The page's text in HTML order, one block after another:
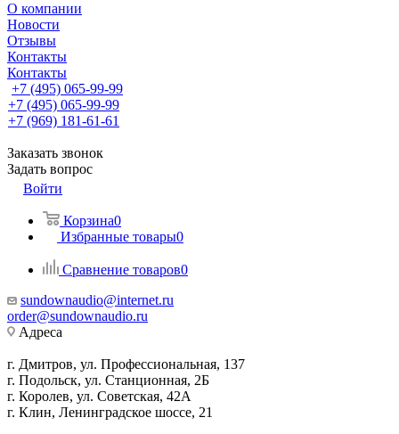
О компании
Новости
Отзывы
Контакты
Контакты
+7 (495) 065-99-99
+7 (495) 065-99-99
+7 (969) 181-61-61
Заказать звонок
Задать вопрос
Войти
Корзина0
Избранные товары0
Сравнение товаров0
sundownaudio@internet.ru
order@sundownaudio.ru
Адреса
г. Дмитров, ул. Профессиональная, 137
г. Подольск, ул. Станционная, 2Б
г. Королев, ул. Советская, 42А
г. Клин, Ленинградское шоссе, 21